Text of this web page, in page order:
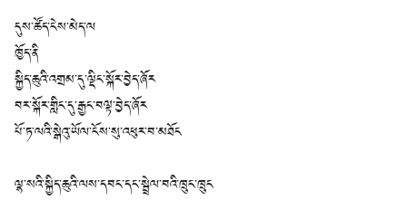
དུས་ཚོད་ངེས་མེད་ལ
ཁྱོད་ནི
སྐྱིད་ཆུའི་འགྲམ་དུ་ལྡིང་སྐོར་བྱེད་ཞོར
བར་སྐོར་གླིང་དུ་རྒྱང་བལྟ་བྱེད་ཞོར
པོ་ཏ་ལའི་སྒེའུ་ཡོལ་ངོས་སུ་འཕུར་བ་མཐོང
ལྷ་སའི་སྐྱིད་ཆུའི་ལས་དབང་དང་སྦྲེལ་བའི་ཁྲུང་ཁྲུང